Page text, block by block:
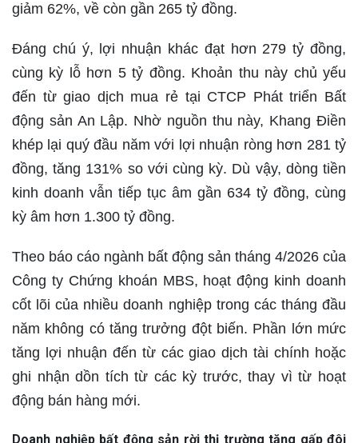
giảm 62%, về còn gần 265 tỷ đồng.
Đáng chú ý, lợi nhuận khác đạt hơn 279 tỷ đồng,
cùng kỳ lỗ hơn 5 tỷ đồng. Khoản thu này chủ yếu
đến từ giao dịch mua rẻ tại CTCP Phát triển Bất
động sản An Lập. Nhờ nguồn thu này, Khang Điền
khép lại quý đầu năm với lợi nhuận ròng hơn 281 tỷ
đồng, tăng 131% so với cùng kỳ. Dù vậy, dòng tiền
kinh doanh vẫn tiếp tục âm gần 634 tỷ đồng, cùng
kỳ âm hơn 1.300 tỷ đồng.
Theo báo cáo ngành bất động sản tháng 4/2026 của
Công ty Chứng khoán MBS, hoạt động kinh doanh
cốt lõi của nhiều doanh nghiệp trong các tháng đầu
năm không có tăng trưởng đột biến. Phần lớn mức
tăng lợi nhuận đến từ các giao dịch tài chính hoặc
ghi nhận dồn tích từ các kỳ trước, thay vì từ hoạt
động bán hàng mới.
Doanh nghiệp bất động sản rời thị trường tăng gấp đôi